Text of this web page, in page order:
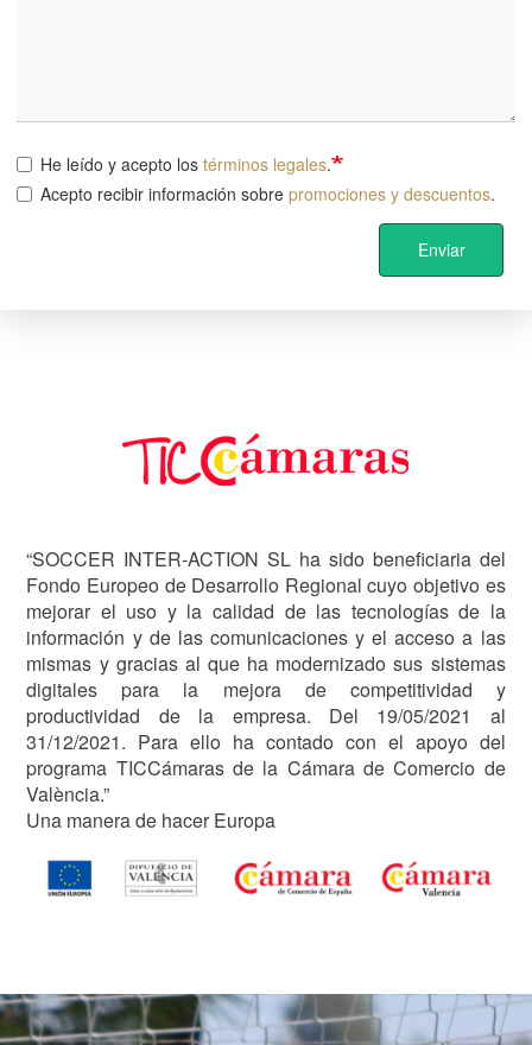
He leído y acepto los términos legales.
Acepto recibir información sobre promociones y descuentos.
Enviar
“SOCCER INTER-ACTION SL ha sido beneficiaria del
Fondo Europeo de Desarrollo Regional cuyo objetivo es
mejorar el uso y la calidad de las tecnologías de la
información y de las comunicaciones y el acceso a las
mismas y gracias al que ha modernizado sus sistemas
digitales para la mejora de competitividad y
productividad de la empresa. Del 19/05/2021 al
31/12/2021. Para ello ha contado con el apoyo del
programa TICCámaras de la Cámara de Comercio de
València.”
Una manera de hacer Europa
Image